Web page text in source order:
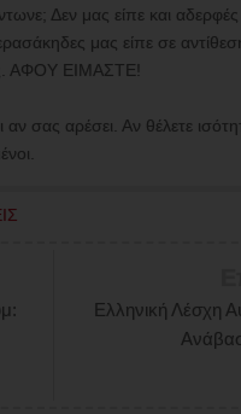
Δεν μας είπε και
μας είπε σε
ΑΦΟΥ ΕΙΜΑΣΤΕ!
σας αρέσει. Αν θέλετε
Ελληνική Λέσχη